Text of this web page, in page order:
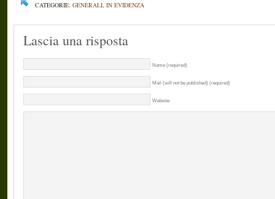
CATEGORIE: GENERALI, IN EVIDENZA
Lascia una risposta
Name (required)
Mail (will not be published) (required)
Website